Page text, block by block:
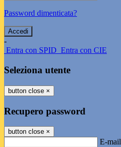
Password dimenticata?
-
Entra con SPID Entra con CIE
Seleziona utente
button close ×
Recupero password
button close ×
E-mail